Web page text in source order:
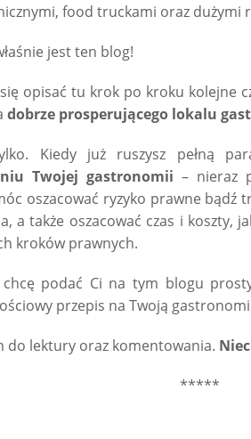
food truckami oraz dużymi
jest ten blog!
opisać tu krok po kroku kolejne
dobrze prosperującego lokalu
Kiedy już ruszysz pełną
Twojej gastronomii – nieraz
oszacować ryzyko prawne bądź
a także oszacować czas i koszty,
kroków prawnych.
chcę podać Ci na tym blogu
przepis na Twoją
do lektury oraz komentowania.
*****